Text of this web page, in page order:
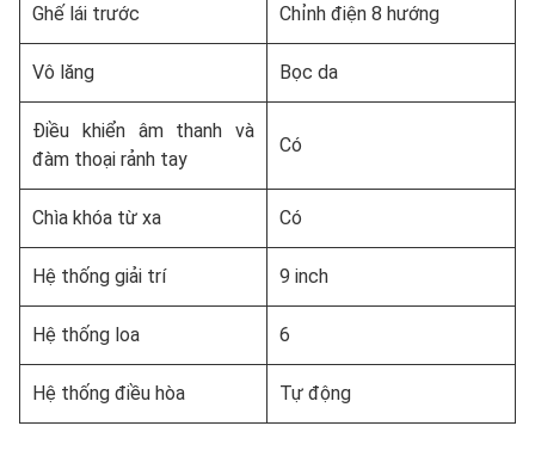
Ghế lái trước Chỉnh điện 8 hướng
Vô lăng Bọc da
Điều khiển âm thanh và
đàm thoại rảnh tay
Có
Chìa khóa từ xa Có
Hệ thống giải trí 9 inch
Hệ thống loa 6
Hệ thống điều hòa Tự động